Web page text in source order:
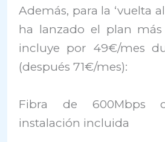
Además, para la ‘vuelta
ha lanzado el plan
incluye por 49€/mes
(después 71€/mes):
Fibra de 600Mbps
instalación incluida